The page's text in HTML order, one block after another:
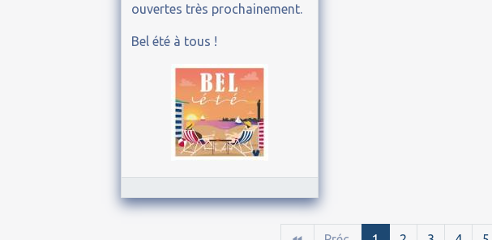
ouvertes très prochainement.
Bel été à tous !